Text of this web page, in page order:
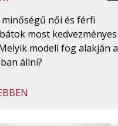
minőségű női és férfi
most kedvezményes
modell fog alakján a
állni?